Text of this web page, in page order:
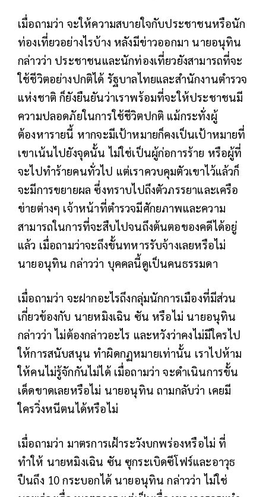
เมื่อถามว่า จะให้ความสบายใจกับประชาชนหรือนัก
ท่องเที่ยวอย่างไรบ้าง หลังมีข่าวออกมา นายอนุทิน
กล่าวว่า ประชาชนและนักท่องเที่ยวยังสามารถที่จะ
ใช้ชีวิตอย่างปกติได้ รัฐบาลไทยและสำนักงานตำรวจ
แห่งชาติ ก็ยังยืนยันว่าเราพร้อมที่จะให้ประชาชนมี
ความปลอดภัยในการใช้ชีวิตปกติ แม้กระทั่งผู้
ต้องหารายนี้ หากจะมีเป้าหมายก็คงเป็นเป้าหมายที่
เขาเน้นไปยังจุดนั้น ไม่ใช่เป็นผู้ก่อการร้าย หรือผู้ที่
จะไปทำร้ายคนทั่วไป แต่เราควบคุมตัวเขาไว้แล้วก็
จะมีการขยายผล ซึ่งทราบไปถึงตัวภรรยาและเครือ
ข่ายต่างๆ เจ้าหน้าที่ตำรวจมีศักยภาพและความ
สามารถในการที่จะสืบไปจนถึงต้นตอของคดีได้อยู่
แล้ว เมื่อถามว่าจะถึงขั้นทหารรับจ้างเลยหรือไม่
นายอนุทิน กล่าวว่า บุคคลนี้ดูเป็นคนธรรมดา
เมื่อถามว่า จะฝากอะไรถึงกลุ่มนักการเมืองที่มีส่วน
เกี่ยวข้องกับ นายหมิงเฉิน ซัน หรือไม่ นายอนุทิน
กล่าวว่า ไม่ต้องกล่าวอะไร และหวังว่าคงไม่มีใครไป
ให้การสนับสนุน ทำผิดกฏหมายเท่านั้น เราไปห้าม
ให้คนไม่รู้จักกันไม่ได้ เมื่อถามว่า จะดำเนินการขั้น
เด็ดขาดเลยหรือไม่ นายอนุทิน ถามกลับว่า เคยมี
ใครวิ่งหนีตนได้หรือไม่
เมื่อถามว่า มาตรการเฝ้าระวังบกพร่องหรือไม่ ที่
ทำให้ นายหมิงเฉิน ซัน ซุกระเบิดซีโฟร์และอาวุธ
ปืนถึง 10 กระบอกได้ นายอนุทิน กล่าวว่า ไม่ใช่